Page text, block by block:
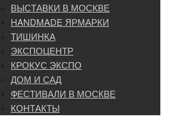
ВЫСТАВКИ В МОСКВЕ
HANDMADE ЯРМАРКИ
ТИШИНКА
ЭКСПОЦЕНТР
КРОКУС ЭКСПО
ДОМ И САД
ФЕСТИВАЛИ В МОСКВЕ
КОНТАКТЫ